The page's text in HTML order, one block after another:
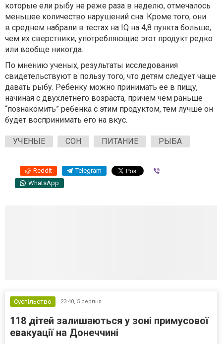
которые ели рыбу не реже раза в неделю, отмечалось
меньшее количество нарушений сна. Кроме того, они
в среднем набрали в тестах на IQ на 4,8 пункта больше,
чем их сверстники, употребляющие этот продукт редко
или вообще никогда.
По мнению ученых, результаты исследования
свидетельствуют в пользу того, что детям следует чаще
давать рыбу. Ребенку можно принимать ее в пищу,
начиная с двухлетнего возраста, причем чем раньше
“познакомить” ребенка с этим продуктом, тем лучше он
будет воспринимать его на вкус.
УЧЕНЫЕ СОН ПИТАНИЕ РЫБА
Reddit Telegram
WhatsApp
Суспільство 23:40, 5 серпня
118 дітей залишаються у зоні примусової
евакуації на Донеччині